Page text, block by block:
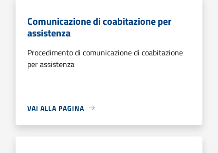
Comunicazione di coabitazione per
assistenza
Procedimento di comunicazione di coabitazione
per assistenza
VAI ALLA PAGINA